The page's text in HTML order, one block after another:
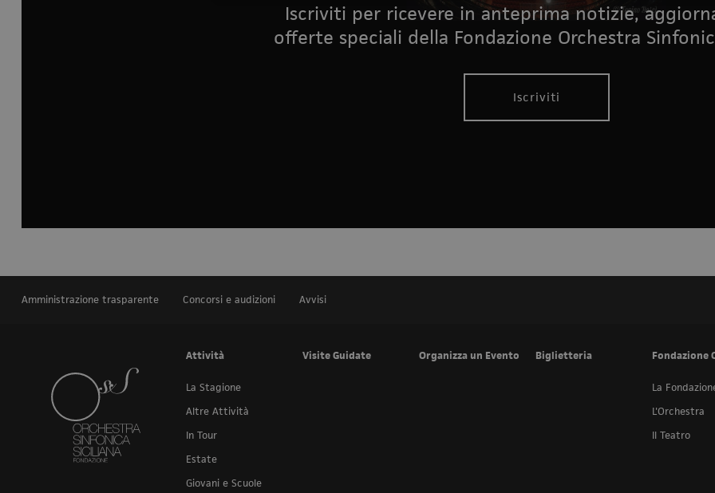
Iscriviti per ricevere in anteprima notizie,
offerte speciali della Fondazione Orchestra
Iscriviti
Amministrazione trasparente Concorsi e audizioni Avvisi
Attività
La Stagione
Altre Attività
In Tour
Estate
Giovani e Scuole
Visite Guidate Organizza un Evento Biglietteria Fondazione
La
L'Orchestra
Il Teatro